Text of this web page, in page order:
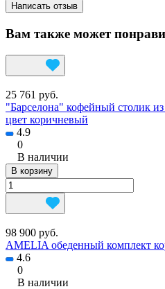
Написать отзыв
Вам также может
25 761 руб.
"Барселона" кофейный столик из
цвет коричневый
4.9
0
В наличии
В корзину
98 900 руб.
AMELIA обеденный комплект
4.6
0
В наличии